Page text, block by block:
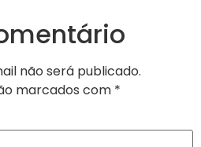
não será publicado.
marcados com *